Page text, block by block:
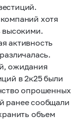
хотя
высокими.
активность
ожидания
в 2к25 были
опрошенных
ранее сообщали
объем